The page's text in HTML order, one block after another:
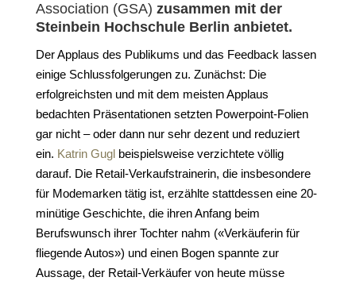
Association (GSA) zusammen mit der
Steinbein Hochschule Berlin anbietet.
Der Applaus des Publikums und das Feedback lassen
einige Schlussfolgerungen zu. Zunächst: Die
erfolgreichsten und mit dem meisten Applaus
bedachten Präsentationen setzten Powerpoint-Folien
gar nicht – oder dann nur sehr dezent und reduziert
ein. Katrin Guglbeispielsweise verzichtete völlig
darauf. Die Retail-Verkaufstrainerin, die insbesondere
für Modemarken tätig ist, erzählte stattdessen eine 20-
minütige Geschichte, die ihren Anfang beim
Berufswunsch ihrer Tochter nahm («Verkäuferin für
fliegende Autos») und einen Bogen spannte zur
Aussage, der Retail-Verkäufer von heute müsse